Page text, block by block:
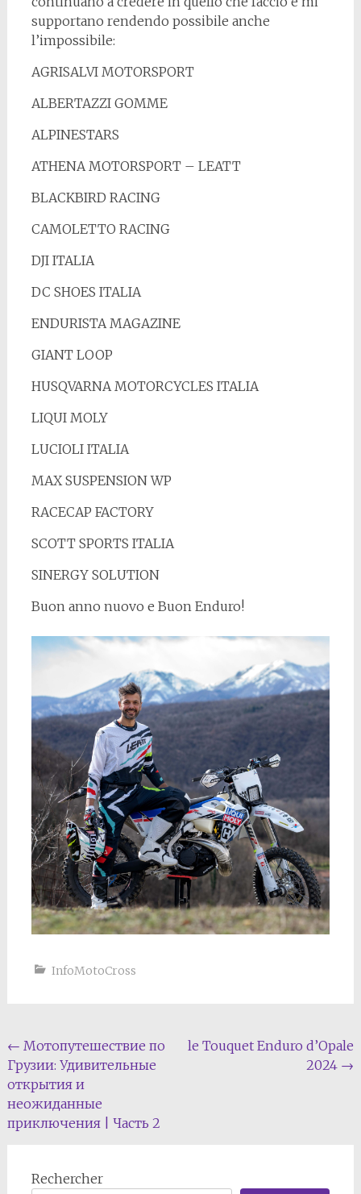
supportano rendendo possibile anche
l’impossibile:
AGRISALVI MOTORSPORT
ALBERTAZZI GOMME
ALPINESTARS
ATHENA MOTORSPORT – LEATT
BLACKBIRD RACING
CAMOLETTO RACING
DJI ITALIA
DC SHOES ITALIA
ENDURISTA MAGAZINE
GIANT LOOP
HUSQVARNA MOTORCYCLES ITALIA
LIQUI MOLY
LUCIOLI ITALIA
MAX SUSPENSION WP
RACECAP FACTORY
SCOTT SPORTS ITALIA
SINERGY SOLUTION
Buon anno nuovo e Buon Enduro!
InfoMotoCross
Navigation
de
l'article
← Мотопутешествие по
Грузии: Удивительные
открытия и
неожиданные
приключения | Часть 2
le Touquet Enduro d’Opale
2024 →
Rechercher